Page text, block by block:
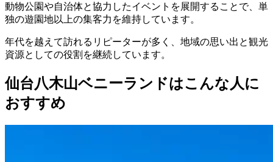
動物公園や自治体と協力したイベントを展開することで、単
独の遊園地以上の集客力を維持しています。
年代を越えて訪れるリピーターが多く、地域の思い出と観光
資源としての役割を継続しています。
仙台八木山ベニーランドはこんな人に
おすすめ